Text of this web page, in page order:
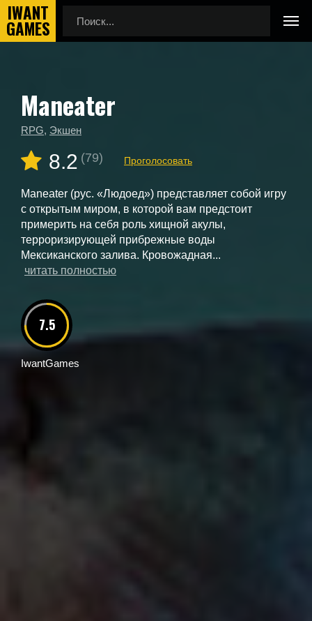
Главная
Новые игры
Maneater
Maneater
RPG, Экшен
8.2 (79) Проголосовать
Maneater (рус. «Людоед») представляет собой игру
с открытым миром, в которой вам предстоит
примерить на себя роль хищной акулы,
терроризирующей прибрежные воды
Мексиканского залива. Кровожадная...
читать полностью
7.5
IwantGames